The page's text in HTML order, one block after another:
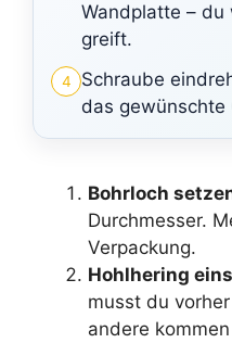
Wandplatte – du
greift.
4
Schraube
das gewünschte
Bohrloch
Durchmesser.
Verpackung.
Hohlhering
musst du
andere